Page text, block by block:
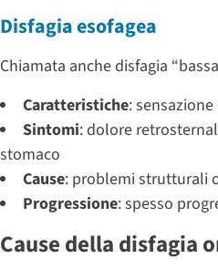
Disfagia esofagea
Chiamata anche disfagia
Caratteristiche:
Sintomi: dolore
stomaco
Cause: problemi strutturali
Progressione: spesso
Cause della disfagia